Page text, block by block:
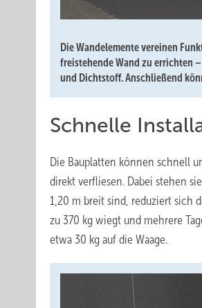
Die Wandelemente vereinen
freistehende Wand zu errichten
und Dichtstoff. Anschließend
Schnelle
Die Bauplatten können schnell
direkt verfliesen. Dabei stehen
1,20 m breit sind, reduziert sich
zu 370 kg wiegt und mehrere
etwa 30 kg auf die Waage.